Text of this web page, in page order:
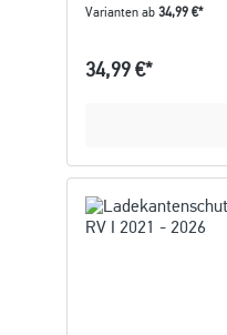
Varianten ab 34,99 €*
34,99 €*